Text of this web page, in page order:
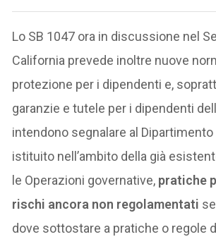
Lo SB 1047 ora in discussione nel
California prevede inoltre nuove
protezione per i dipendenti e,
garanzie e tutele per i dipendenti
intendono segnalare al Dipartimento
istituito nell’ambito della già
le Operazioni governative, pratiche
rischi ancora non regolamentati
dove sottostare a pratiche o regole